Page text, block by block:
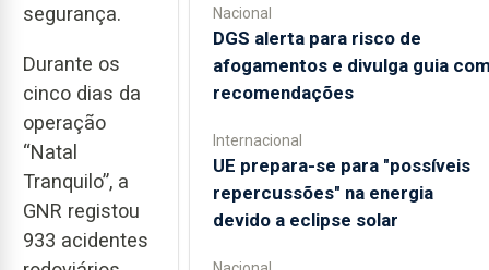
segurança.
Durante os
cinco dias da
operação
“Natal
Tranquilo”, a
GNR registou
933 acidentes
Nacional
DGS alerta para risco de
afogamentos e divulga guia
recomendações
Internacional
UE prepara-se para "possíveis
repercussões" na energia
devido a eclipse solar